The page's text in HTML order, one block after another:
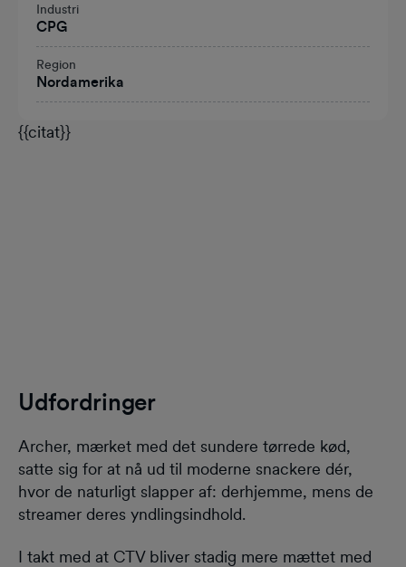
Industri
CPG
Region
Nordamerika
{{citat}}
Udfordringer
Archer, mærket med det sundere tørrede kød,
satte sig for at nå ud til moderne snackere dér,
hvor de naturligt slapper af: derhjemme, mens de
streamer deres yndlingsindhold.
I takt med at CTV bliver stadig mere mættet med